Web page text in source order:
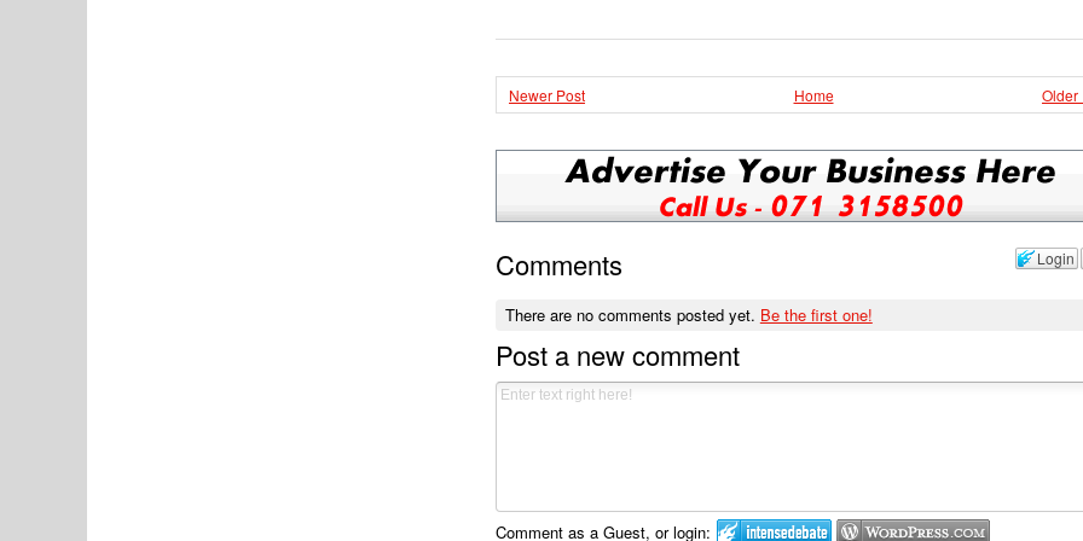
Newer Post Older
Home
Login
Comments
There are no comments posted yet. Be the first one!
Post a new comment
Comment as a Guest, or login: